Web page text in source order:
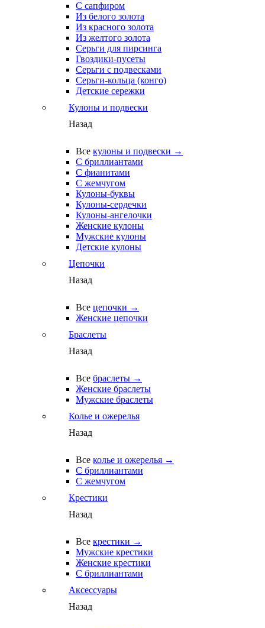
С сапфиром
Из белого золота
Из красного золота
Из желтого золота
Серьги для пирсинга
Гвоздики-пусеты
Серьги с подвесками
Серьги-кольца (конго)
Детские сережки
Кулоны и подвески
Назад
Все кулоны и подвески →
С бриллиантами
С фианитами
С жемчугом
Кулоны-буквы
Кулоны-сердечки
Кулоны-ангелочки
Женские кулоны
Мужские кулоны
Детские кулоны
Цепочки
Назад
Все цепочки →
Женские цепочки
Браслеты
Назад
Все браслеты →
Женские браслеты
Мужские браслеты
Колье и ожерелья
Назад
Все колье и ожерелья →
С бриллиантами
С жемчугом
Крестики
Назад
Все крестики →
Мужские крестики
Женские крестики
С бриллиантами
Аксессуары
Назад